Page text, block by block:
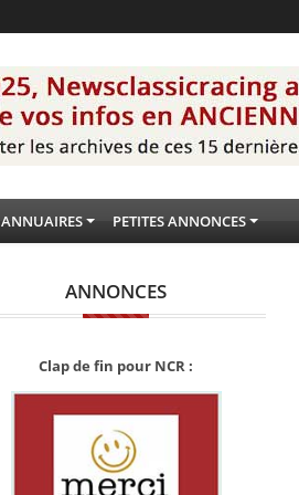
ANNUAIRES PETITES ANNONCES
ANNONCES
Clap de fin pour NCR :